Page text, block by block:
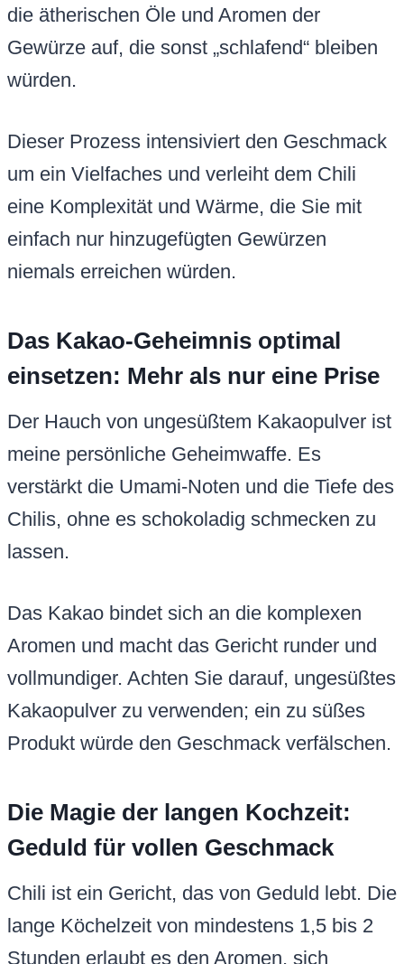
die ätherischen Öle und Aromen der
Gewürze auf, die sonst „schlafend“ bleiben
würden.
Dieser Prozess intensiviert den Geschmack
um ein Vielfaches und verleiht dem Chili
eine Komplexität und Wärme, die Sie mit
einfach nur hinzugefügten Gewürzen
niemals erreichen würden.
Das Kakao-Geheimnis optimal
einsetzen: Mehr als nur eine Prise
Der Hauch von ungesüßtem Kakaopulver ist
meine persönliche Geheimwaffe. Es
verstärkt die Umami-Noten und die Tiefe des
Chilis, ohne es schokoladig schmecken zu
lassen.
Das Kakao bindet sich an die komplexen
Aromen und macht das Gericht runder und
vollmundiger. Achten Sie darauf, ungesüßtes
Kakaopulver zu verwenden; ein zu süßes
Produkt würde den Geschmack verfälschen.
Die Magie der langen Kochzeit:
Geduld für vollen Geschmack
Chili ist ein Gericht, das von Geduld lebt. Die
lange Köchelzeit von mindestens 1,5 bis 2
Stunden erlaubt es den Aromen, sich